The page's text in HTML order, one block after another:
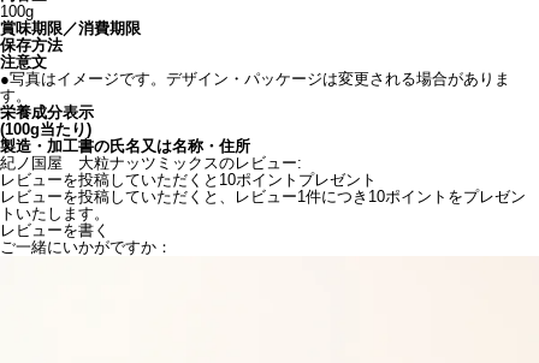
100g
賞味期限／消費期限
保存方法
注意文
●写真はイメージです。デザイン・パッケージは変更される場合がありま
す。
栄養成分表示
(100g当たり)
製造・加工書の氏名又は名称・住所
紀ノ国屋 大粒ナッツミックスのレビュー:
レビューを投稿していただくと10ポイントプレゼント
レビューを投稿していただくと、レビュー1件につき10ポイントをプレゼン
トいたします。
レビューを書く
ご一緒にいかがですか：